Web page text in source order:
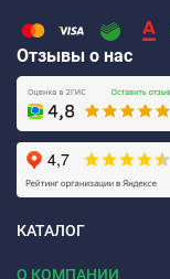
Отзывы о нас
КАТАЛОГ
О КОМПАНИИ